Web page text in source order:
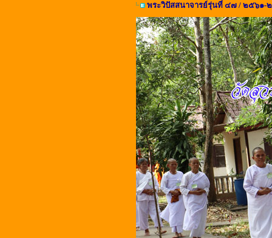
พระวิปัสสนาจารย์รุ่นที่ ๔๗ / ๒๕๖๑-